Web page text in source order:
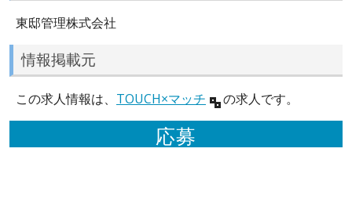
東邸管理株式会社
情報掲載元
この求人情報は、 TOUCH×マッチ の求人です。
応募